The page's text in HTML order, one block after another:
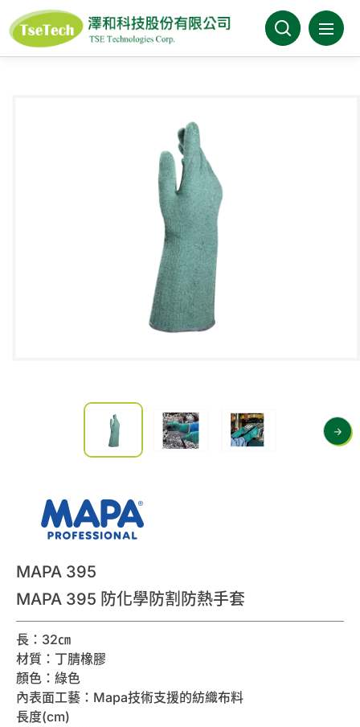
澤和科技有限公司
產品介紹
產業分類
代理品牌
型錄下載
聯絡我們
MAPA 395
MAPA 395 防化學防割防熱手套
長：32㎝
材質：丁腈橡膠
顏色：綠色
內表面工藝：Mapa技術支援的紡織布料
長度(cm)